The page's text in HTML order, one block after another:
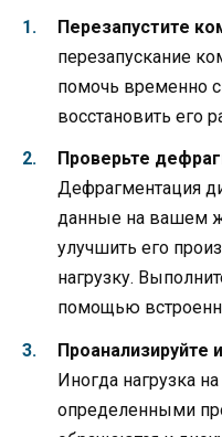
Перезапустите
перезапускание
помочь временно
восстановить его
Проверьте
Дефрагментация
данные на вашем
улучшить его
нагрузку.
помощью
Иногда нагрузка
определенными